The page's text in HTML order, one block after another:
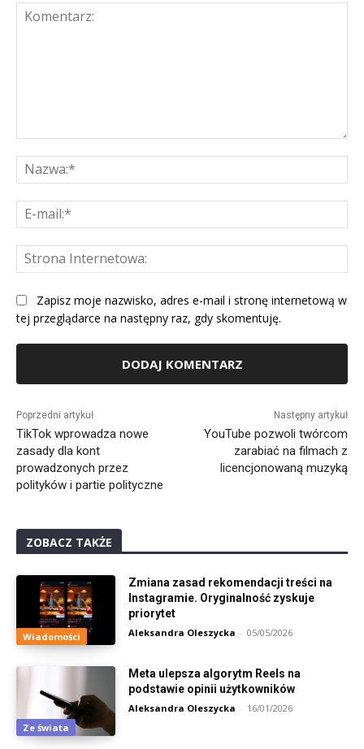
Zapisz moje nazwisko, adres e-mail i stronę internetową w
tej przeglądarce na następny raz, gdy skomentuję.
Poprzedni artykuł
TikTok wprowadza nowe
zasady dla kont
prowadzonych przez
polityków i partie polityczne
Następny artykuł
YouTube pozwoli twórcom
zarabiać na filmach z
licencjonowaną muzyką
ZOBACZ TAKŻE
Wiadomości
Zmiana zasad rekomendacji treści na
Instagramie. Oryginalność zyskuje
priorytet
Aleksandra Oleszycka - 05/05/2026
Ze świata
Meta ulepsza algorytm Reels na
podstawie opinii użytkowników
Aleksandra Oleszycka - 16/01/2026